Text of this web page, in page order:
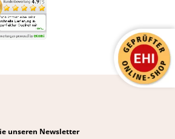
unseren Newsletter